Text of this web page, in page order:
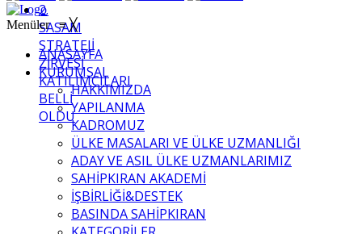
2.
SASAM
STRATEJİ
ZİRVESİ
KATILIMCILARI
BELLİ
OLDU
Menüler≡ ╳
ANASAYFA
KURUMSAL
HAKKIMIZDA
YAPILANMA
KADROMUZ
ÜLKE MASALARI VE ÜLKE UZMANLIĞI
ADAY VE ASIL ÜLKE UZMANLARIMIZ
SAHİPKIRAN AKADEMİ
İŞBİRLİĞİ&DESTEK
BASINDA SAHİPKIRAN